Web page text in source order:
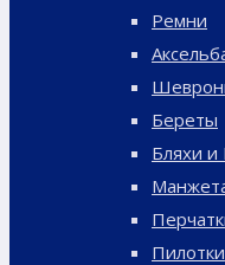
Ремни
Береты
Бляхи
Пилотки